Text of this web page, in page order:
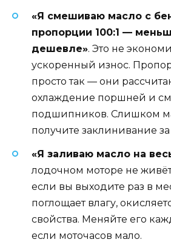
«Я смешиваю масло с
пропорции 100:1 —
дешевле». Это не
ускоренный износ.
просто так — они
охлаждение поршней и
подшипников. Слишком
получите заклинивание за
«Я заливаю масло на
лодочном моторе не
если вы выходите раз в
поглощает влагу,
свойства. Меняйте его
если моточасов мало.